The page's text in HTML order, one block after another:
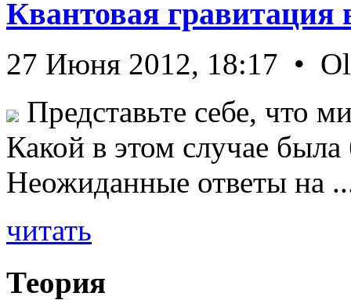
Квантовая гравитация
27 Июня 2012, 18:17 •
Представьте себе, что
Какой в этом случае
Неожиданные ответы на
читать
Теория